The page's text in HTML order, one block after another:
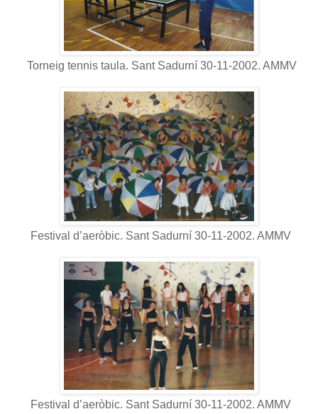
Torneig tennis taula. Sant Sadurní 30-11-2002. AMMV
Festival d’aeròbic. Sant Sadurní 30-11-2002. AMMV
Festival d’aeròbic. Sant Sadurní 30-11-2002. AMMV